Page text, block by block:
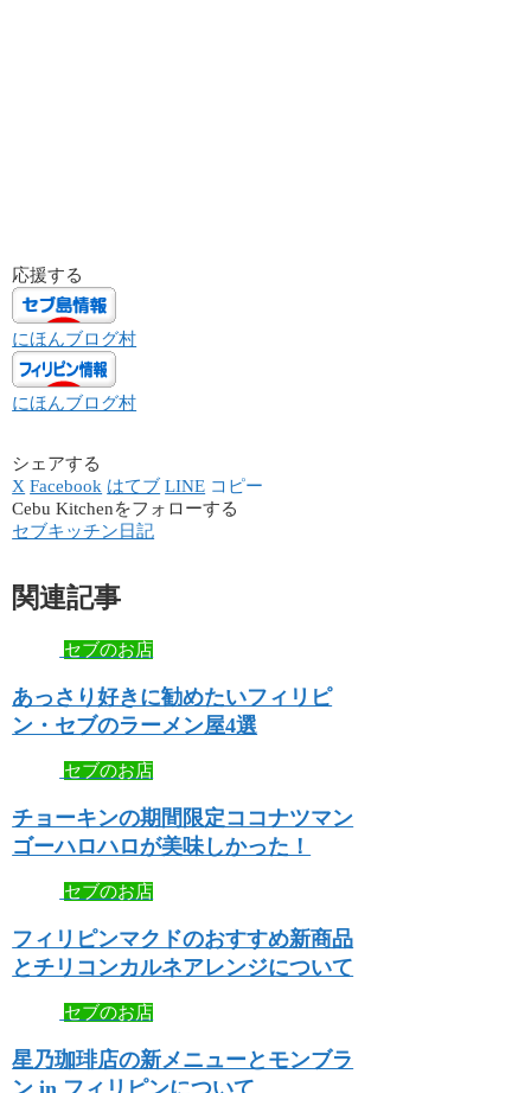
応援する
にほんブログ村
にほんブログ村
シェアする
X Facebook はてブ LINE コピー
Cebu Kitchenをフォローする
セブキッチン日記
関連記事
セブのお店
あっさり好きに勧めたいフィリピ
ン・セブのラーメン屋4選
セブのお店
チョーキンの期間限定ココナツマン
ゴーハロハロが美味しかった！
セブのお店
フィリピンマクドのおすすめ新商品
とチリコンカルネアレンジについて
セブのお店
星乃珈琲店の新メニューとモンブラ
ン in フィリピンについて